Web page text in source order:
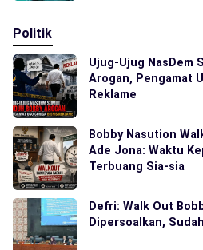
Politik
Ujug-Ujug NasDem
Arogan, Pengamat
Reklame
Bobby Nasution
Ade Jona: Waktu
Terbuang Sia-sia
Defri: Walk Out
Dipersoalkan,